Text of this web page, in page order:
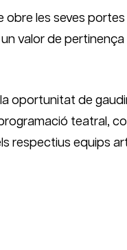
obre les seves
valor de pertinença
oportunitat de
teatral,
respectius equips